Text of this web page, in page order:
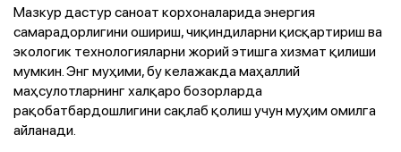
Мазкур дастур саноат корхоналарида энергия
самарадорлигини ошириш, чиқиндиларни қисқартириш ва
экологик технологияларни жорий этишга хизмат қилиши
мумкин. Энг муҳими, бу келажакда маҳаллий
маҳсулотларнинг халқаро бозорларда
рақобатбардошлигини сақлаб қолиш учун муҳим омилга
айланади.